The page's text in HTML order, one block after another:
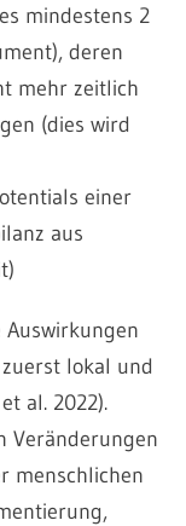
mindestens 2
deren
mehr zeitlich
(dies wird
einer
aus
lokal und
al. 2022).
Veränderungen
menschlichen